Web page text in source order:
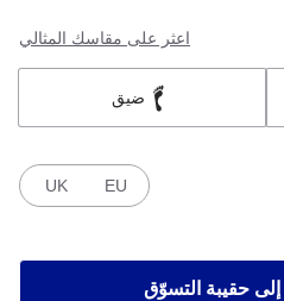
اعثر على مقاسك المثالي
ضيق
EU
UK
إلى حقيبة التسوّق